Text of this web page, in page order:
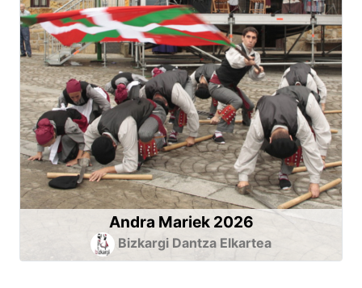
Andra Mariek 2026
Bizkargi Dantza Elkartea